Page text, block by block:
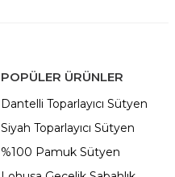
POPÜLER ÜRÜNLER
Dantelli Toparlayıcı Sütyen
Siyah Toparlayıcı Sütyen
%100 Pamuk Sütyen